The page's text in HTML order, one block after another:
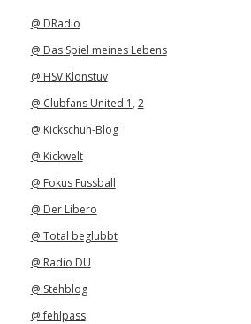
@ DRadio
@ Das Spiel meines Lebens
@ HSV Klönstuv
@ Clubfans United 1 , 2
@ Kickschuh-Blog
@ Kickwelt
@ Fokus Fussball
@ Der Libero
@ Total beglubbt
@ Radio DU
@ Stehblog
@ fehlpass